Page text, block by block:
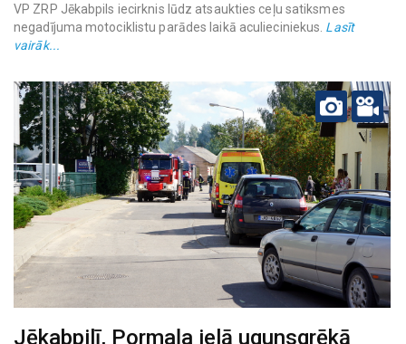
VP ZRP Jēkabpils iecirknis lūdz atsaukties ceļu satiksmes
negadījuma motociklistu parādes laikā aculieciniekus. Lasīt
vairāk...
Jēkabpilī, Pormaļa ielā ugunsgrēkā